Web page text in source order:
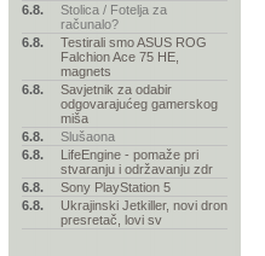
6.8.
Stolica / Fotelja za
računalo?
6.8.
Testirali smo ASUS ROG
Falchion Ace 75 HE,
magnets
6.8.
Savjetnik za odabir
odgovarajućeg gamerskog
miša
6.8.
Slušaona
6.8.
LifeEngine - pomaže pri
stvaranju i održavanju zdr
6.8.
Sony PlayStation 5
6.8.
Ukrajinski Jetkiller, novi dron
presretač, lovi sv